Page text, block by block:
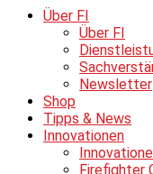
Über FI
Über FI
Newsletter
Shop
Tipps & News
Innovationen
Firefighter